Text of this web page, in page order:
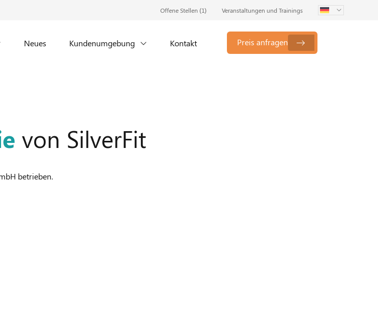
Offene Stellen (1) Veranstaltungen und Trainings
Neues Kundenumgebung Kontakt Preis anfragen
von SilverFit
betrieben.